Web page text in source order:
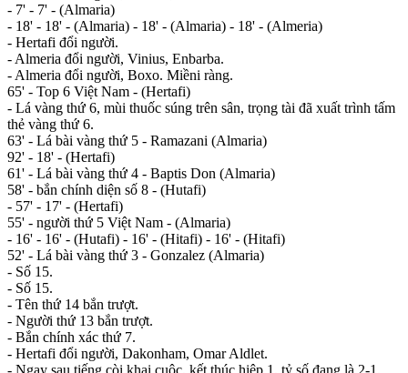
- 7' - 7' - (Almaria)
- 18' - 18' - (Almaria) - 18' - (Almaria) - 18' - (Almeria)
- Hertafi đổi người.
- Almeria đổi người, Vinius, Enbarba.
- Almeria đổi người, Boxo. Miềni ràng.
65' - Top 6 Việt Nam - (Hertafi)
- Lá vàng thứ 6, mùi thuốc súng trên sân, trọng tài đã xuất trình tấm
thẻ vàng thứ 6.
63' - Lá bài vàng thứ 5 - Ramazani (Almaria)
92' - 18' - (Hertafi)
61' - Lá bài vàng thứ 4 - Baptis Don (Almaria)
58' - bắn chính diện số 8 - (Hutafi)
- 57' - 17' - (Hertafi)
55' - người thứ 5 Việt Nam - (Almaria)
- 16' - 16' - (Hutafi) - 16' - (Hitafi) - 16' - (Hitafi)
52' - Lá bài vàng thứ 3 - Gonzalez (Almaria)
- Số 15.
- Số 15.
- Tên thứ 14 bắn trượt.
- Người thứ 13 bắn trượt.
- Bắn chính xác thứ 7.
- Hertafi đổi người, Dakonham, Omar Aldlet.
- Ngay sau tiếng còi khai cuộc, kết thúc hiệp 1, tỷ số đang là 2-1.